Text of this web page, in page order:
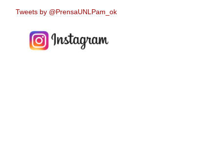
Tweets by @PrensaUNLPam_ok